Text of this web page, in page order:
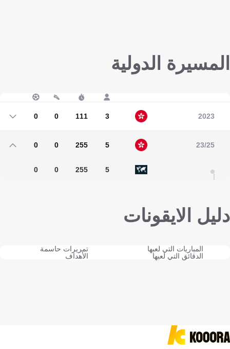
المسيرة الدولية
2023
3
111
0
0
23/25
5
255
0
0
5
255
0
0
دليل الايقونات
المباريات التي لعبها
تمريرات حاسمة
الدقائق التي لعبها
الأهداف